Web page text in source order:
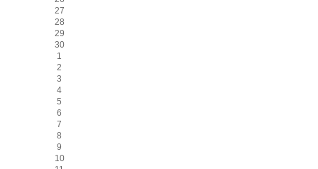
27
28
29
30
1
2
3
4
5
6
7
8
9
10